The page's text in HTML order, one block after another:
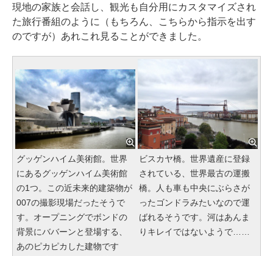
現地の家族と会話し、観光も自分用にカスタマイズされ
た旅行番組のように（もちろん、こちらから指示を出す
のですが）あれこれ見ることができました。
グッゲンハイム美術館。世界
にあるグッゲンハイム美術館
の1つ。この近未来的建築物が
007の撮影現場だったそうで
す。オープニングでボンドの
背景にババーンと登場する、
あのピカピカした建物です
ビスカヤ橋。世界遺産に登録
されている、世界最古の運搬
橋。人も車も中央にぶらさが
ったゴンドラみたいなので運
ばれるそうです。河はあんま
りキレイではないようで……